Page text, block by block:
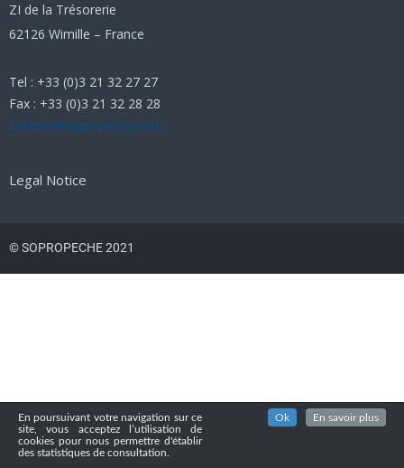
ZI de la Trésorerie
62126 Wimille – France
Tel : +33 (0)3 21 32 27 27
Fax : +33 (0)3 21 32 28 28
contact@sopropeche.com
Legal Notice
© SOPROPECHE 2021
En poursuivant votre navigation sur ce
site, vous acceptez l’utilisation de
cookies pour nous permettre d'établir
des statistiques de consultation.
Ok En savoir plus